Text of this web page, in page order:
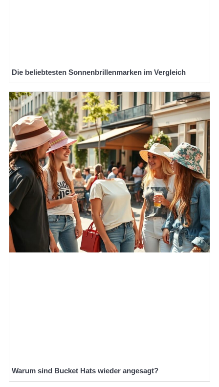
Die beliebtesten Sonnenbrillenmarken im Vergleich
Warum sind Bucket Hats wieder angesagt?